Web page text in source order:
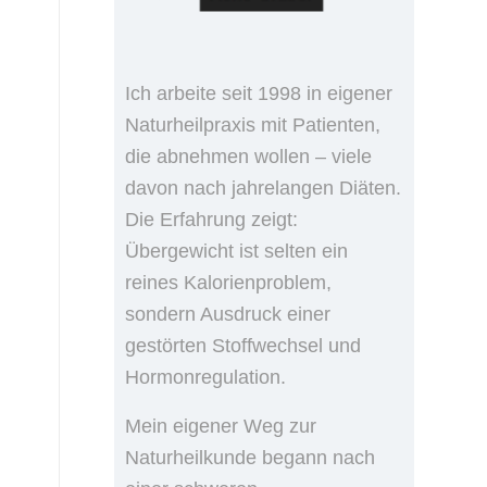
Ich arbeite seit 1998 in eigener
Naturheilpraxis mit Patienten,
die abnehmen wollen – viele
davon nach jahrelangen Diäten.
Die Erfahrung zeigt:
Übergewicht ist selten ein
reines Kalorienproblem,
sondern Ausdruck einer
gestörten Stoffwechsel und
Hormonregulation.
Mein eigener Weg zur
Naturheilkunde begann nach